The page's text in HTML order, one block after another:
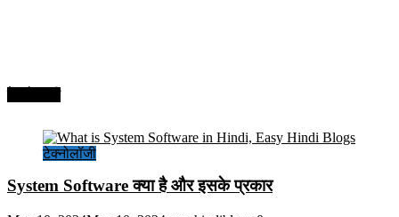
टेक्नोलॉजी
System Software क्या है और इसके प्रकार